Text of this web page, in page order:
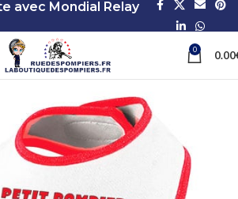
avec Mondial Relay
0 0.00